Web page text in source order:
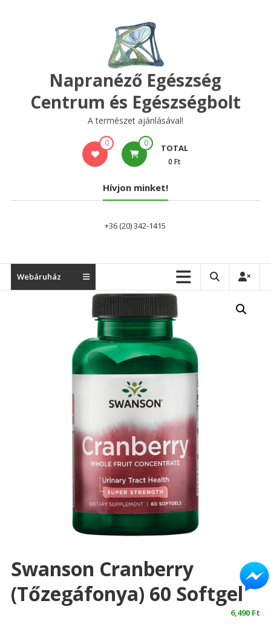
Napranéző Egészség
Centrum és Egészségbolt
A természet ajánlásával!
0 0 TOTAL
0 Ft
Hívjon minket!
+36 (20) 342-1415
Webáruház
Swanson Cranberry
(Tőzegáfonya) 60 Softgel
6,490 Ft